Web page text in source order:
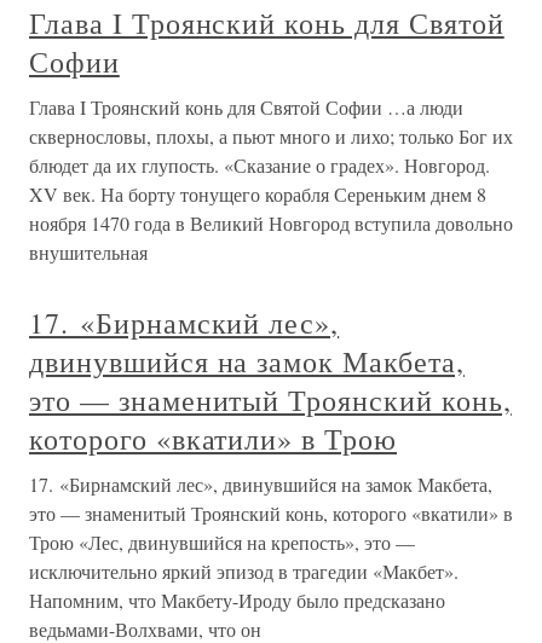
Глава I Троянский конь для Святой
Софии
Глава I Троянский конь для Святой Софии …а люди
сквернословы, плохы, а пьют много и лихо; только Бог их
блюдет да их глупость. «Сказание о градех». Новгород.
XV век. На борту тонущего корабля Сереньким днем 8
ноября 1470 года в Великий Новгород вступила довольно
внушительная
17. «Бирнамский лес»,
двинувшийся на замок Макбета,
это — знаменитый Троянский конь,
которого «вкатили» в Трою
17. «Бирнамский лес», двинувшийся на замок Макбета,
это — знаменитый Троянский конь, которого «вкатили» в
Трою «Лес, двинувшийся на крепость», это —
исключительно яркий эпизод в трагедии «Макбет».
Напомним, что Макбету-Ироду было предсказано
ведьмами-Волхвами, что он